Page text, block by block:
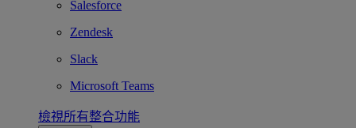
Salesforce
Zendesk
Slack
Microsoft Teams
檢視所有整合功能